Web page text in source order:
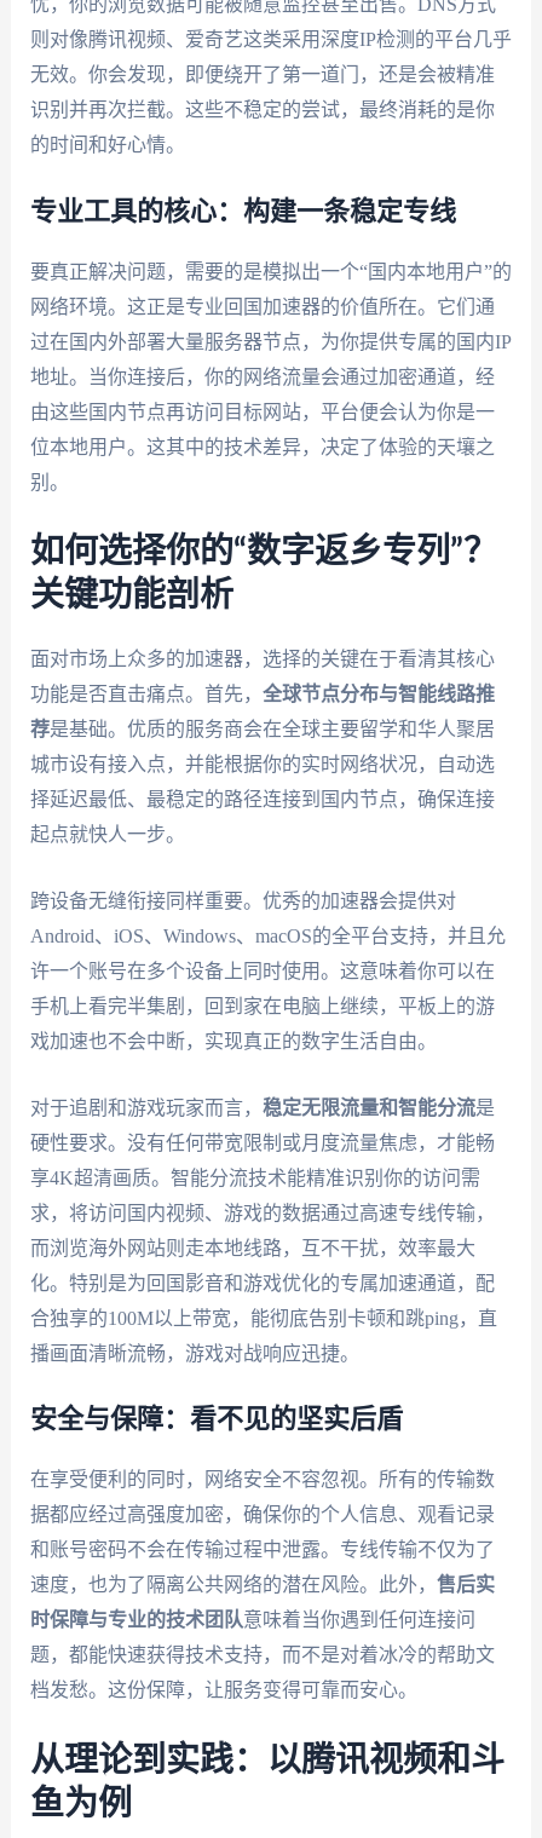
忧，你的浏览数据可能被随意监控甚至出售。DNS方式
则对像腾讯视频、爱奇艺这类采用深度IP检测的平台几乎
无效。你会发现，即便绕开了第一道门，还是会被精准
识别并再次拦截。这些不稳定的尝试，最终消耗的是你
的时间和好心情。
专业工具的核心：构建一条稳定专线
要真正解决问题，需要的是模拟出一个“国内本地用户”的
网络环境。这正是专业回国加速器的价值所在。它们通
过在国内外部署大量服务器节点，为你提供专属的国内IP
地址。当你连接后，你的网络流量会通过加密通道，经
由这些国内节点再访问目标网站，平台便会认为你是一
位本地用户。这其中的技术差异，决定了体验的天壤之
别。
如何选择你的“数字返乡专列”？
关键功能剖析
面对市场上众多的加速器，选择的关键在于看清其核心
功能是否直击痛点。首先， 全球节点分布与智能线路推
荐是基础。优质的服务商会在全球主要留学和华人聚居
城市设有接入点，并能根据你的实时网络状况，自动选
择延迟最低、最稳定的路径连接到国内节点，确保连接
起点就快人一步。
跨设备无缝衔接同样重要。优秀的加速器会提供对
Android、iOS、Windows、macOS的全平台支持，并且允
许一个账号在多个设备上同时使用。这意味着你可以在
手机上看完半集剧，回到家在电脑上继续，平板上的游
戏加速也不会中断，实现真正的数字生活自由。
对于追剧和游戏玩家而言， 稳定无限流量和智能分流是
硬性要求。没有任何带宽限制或月度流量焦虑，才能畅
享4K超清画质。智能分流技术能精准识别你的访问需
求，将访问国内视频、游戏的数据通过高速专线传输，
而浏览海外网站则走本地线路，互不干扰，效率最大
化。特别是为回国影音和游戏优化的专属加速通道，配
合独享的100M以上带宽，能彻底告别卡顿和跳ping，直
播画面清晰流畅，游戏对战响应迅捷。
安全与保障：看不见的坚实后盾
在享受便利的同时，网络安全不容忽视。所有的传输数
据都应经过高强度加密，确保你的个人信息、观看记录
和账号密码不会在传输过程中泄露。专线传输不仅为了
速度，也为了隔离公共网络的潜在风险。此外， 售后实
时保障与专业的技术团队意味着当你遇到任何连接问
题，都能快速获得技术支持，而不是对着冰冷的帮助文
档发愁。这份保障，让服务变得可靠而安心。
从理论到实践：以腾讯视频和斗
鱼为例